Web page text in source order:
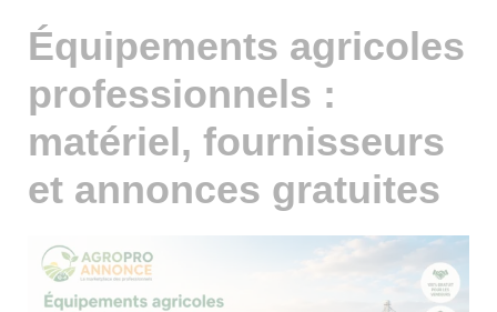
Équipements agricoles
professionnels :
matériel, fournisseurs
et annonces gratuites